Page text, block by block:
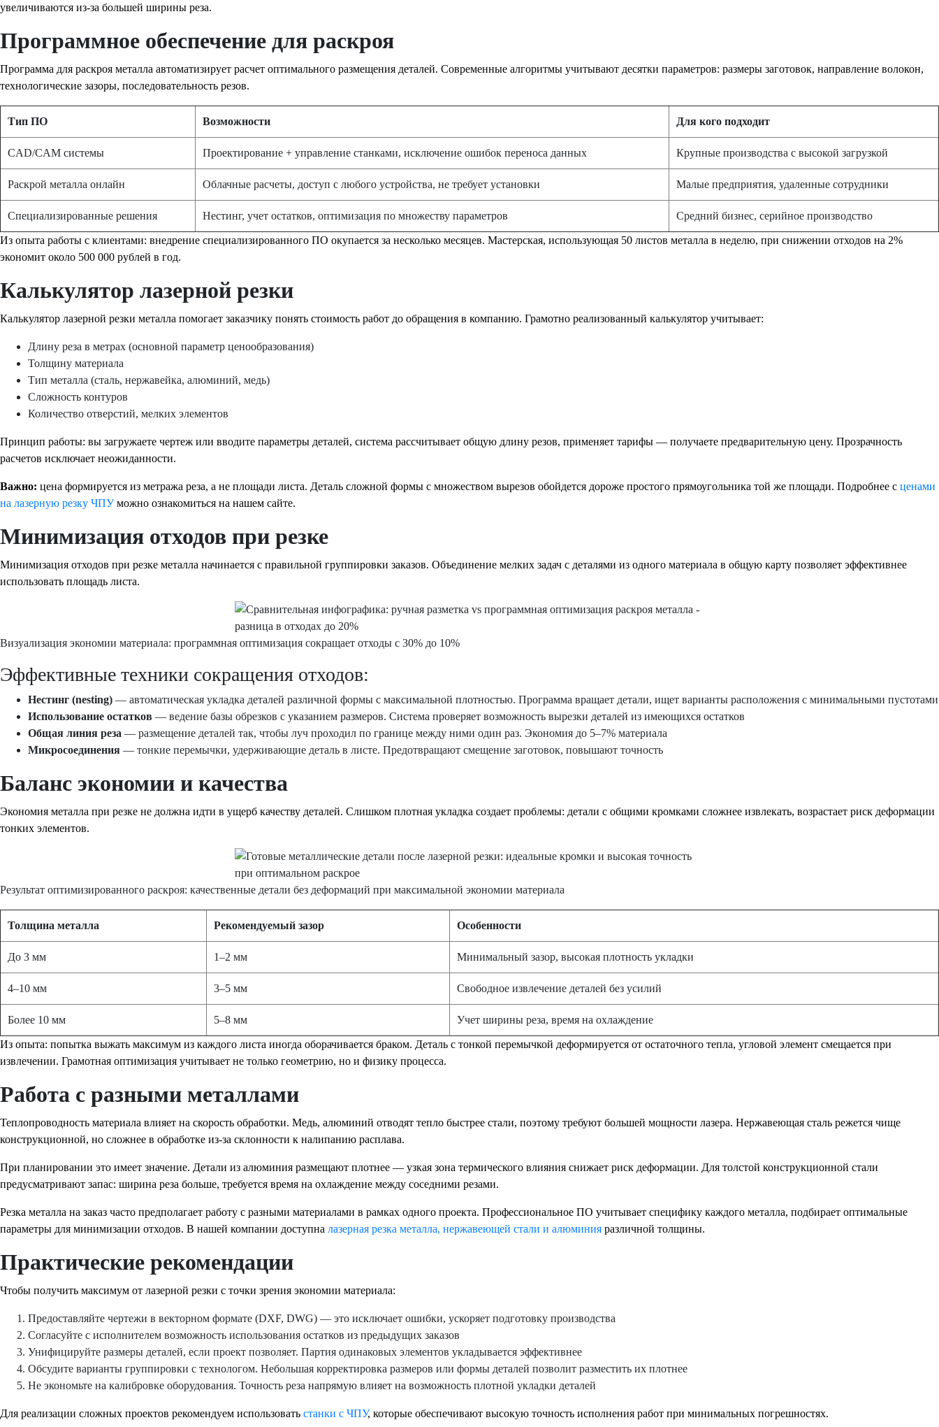
увеличиваются из-за большей ширины реза.
Программное обеспечение для раскроя
Программа для раскроя металла автоматизирует расчет оптимального размещения деталей. Современные алгоритмы учитывают десятки параметров: размеры заготовок, направление волокон,
технологические зазоры, последовательность резов.
Тип ПО Возможности Для кого подходит
CAD/CAM системы Проектирование + управление станками, исключение ошибок переноса данных Крупные производства с высокой загрузкой
Раскрой металла онлайн Облачные расчеты, доступ с любого устройства, не требует установки Малые предприятия, удаленные сотрудники
Специализированные решения Нестинг, учет остатков, оптимизация по множеству параметров Средний бизнес, серийное производство
Из опыта работы с клиентами: внедрение специализированного ПО окупается за несколько месяцев. Мастерская, использующая 50 листов металла в неделю, при снижении отходов на 2%
экономит около 500 000 рублей в год.
Калькулятор лазерной резки
Калькулятор лазерной резки металла помогает заказчику понять стоимость работ до обращения в компанию. Грамотно реализованный калькулятор учитывает:
Длину реза в метрах (основной параметр ценообразования)
Толщину материала
Тип металла (сталь, нержавейка, алюминий, медь)
Сложность контуров
Количество отверстий, мелких элементов
Принцип работы: вы загружаете чертеж или вводите параметры деталей, система рассчитывает общую длину резов, применяет тарифы — получаете предварительную цену. Прозрачность
расчетов исключает неожиданности.
Важно: цена формируется из метража реза, а не площади листа. Деталь сложной формы с множеством вырезов обойдется дороже простого прямоугольника той же площади. Подробнее с ценами
на лазерную резку ЧПУможно ознакомиться на нашем сайте.
Минимизация отходов при резке
Минимизация отходов при резке металла начинается с правильной группировки заказов. Объединение мелких задач с деталями из одного материала в общую карту позволяет эффективнее
использовать площадь листа.
Визуализация экономии материала: программная оптимизация сокращает отходы с 30% до 10%
Эффективные техники сокращения отходов:
Нестинг (nesting) — автоматическая укладка деталей различной формы с максимальной плотностью. Программа вращает детали, ищет варианты расположения с минимальными пустотами
Использование остатков — ведение базы обрезков с указанием размеров. Система проверяет возможность вырезки деталей из имеющихся остатков
Общая линия реза — размещение деталей так, чтобы луч проходил по границе между ними один раз. Экономия до 5–7% материала
Микросоединения — тонкие перемычки, удерживающие деталь в листе. Предотвращают смещение заготовок, повышают точность
Баланс экономии и качества
Экономия металла при резке не должна идти в ущерб качеству деталей. Слишком плотная укладка создает проблемы: детали с общими кромками сложнее извлекать, возрастает риск деформации
тонких элементов.
Результат оптимизированного раскроя: качественные детали без деформаций при максимальной экономии материала
Толщина металла Рекомендуемый зазор Особенности
До 3 мм 1–2 мм Минимальный зазор, высокая плотность укладки
4–10 мм 3–5 мм Свободное извлечение деталей без усилий
Более 10 мм 5–8 мм Учет ширины реза, время на охлаждение
Из опыта: попытка выжать максимум из каждого листа иногда оборачивается браком. Деталь с тонкой перемычкой деформируется от остаточного тепла, угловой элемент смещается при
извлечении. Грамотная оптимизация учитывает не только геометрию, но и физику процесса.
Работа с разными металлами
Теплопроводность материала влияет на скорость обработки. Медь, алюминий отводят тепло быстрее стали, поэтому требуют большей мощности лазера. Нержавеющая сталь режется чище
конструкционной, но сложнее в обработке из-за склонности к налипанию расплава.
При планировании это имеет значение. Детали из алюминия размещают плотнее — узкая зона термического влияния снижает риск деформации. Для толстой конструкционной стали
предусматривают запас: ширина реза больше, требуется время на охлаждение между соседними резами.
Резка металла на заказ часто предполагает работу с разными материалами в рамках одного проекта. Профессиональное ПО учитывает специфику каждого металла, подбирает оптимальные
параметры для минимизации отходов. В нашей компании доступна лазерная резка металла, нержавеющей стали и алюминия различной толщины.
Практические рекомендации
Чтобы получить максимум от лазерной резки с точки зрения экономии материала:
Предоставляйте чертежи в векторном формате (DXF, DWG) — это исключает ошибки, ускоряет подготовку производства
Согласуйте с исполнителем возможность использования остатков из предыдущих заказов
Унифицируйте размеры деталей, если проект позволяет. Партия одинаковых элементов укладывается эффективнее
Обсудите варианты группировки с технологом. Небольшая корректировка размеров или формы деталей позволит разместить их плотнее
Не экономьте на калибровке оборудования. Точность реза напрямую влияет на возможность плотной укладки деталей
Для реализации сложных проектов рекомендуем использовать станки с ЧПУ, которые обеспечивают высокую точность исполнения работ при минимальных погрешностях.